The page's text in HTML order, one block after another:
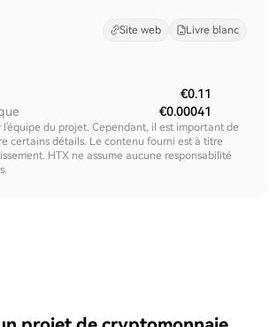
Site web Livre blanc
€0.11
€0.00041
du projet. Cependant, il est important de
certains détails. Le contenu fourni est à titre
HTX ne assume aucune responsabilité